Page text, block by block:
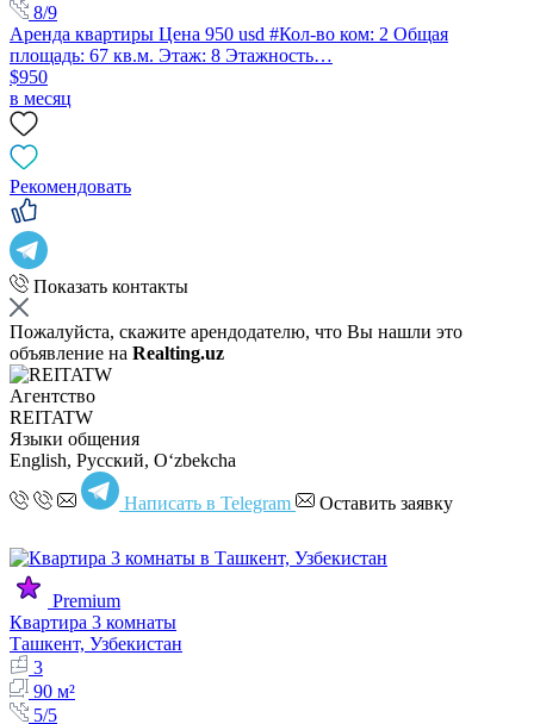
8/9
Аренда квартиры Цена 950 usd #Кол-во ком: 2 Общая
площадь: 67 кв.м. Этаж: 8 Этажность…
$950
в месяц
Рекомендовать
Показать контакты
Пожалуйста, скажите арендодателю, что Вы нашли это
объявление на Realting.uz
Агентство
REITATW
Языки общения
English, Русский, Oʻzbekcha
Написать в Telegram Оставить заявку
Premium
Квартира 3 комнаты
Ташкент, Узбекистан
3
90 м²
5/5